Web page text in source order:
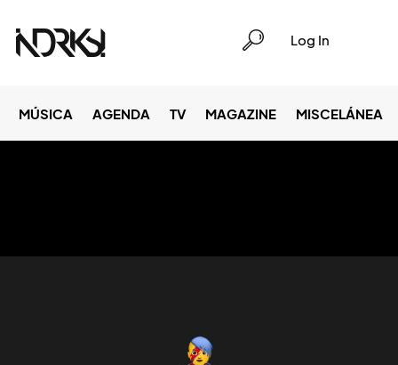
Log In
MÚSICA AGENDA TV MAGAZINE MISCELÁNEA